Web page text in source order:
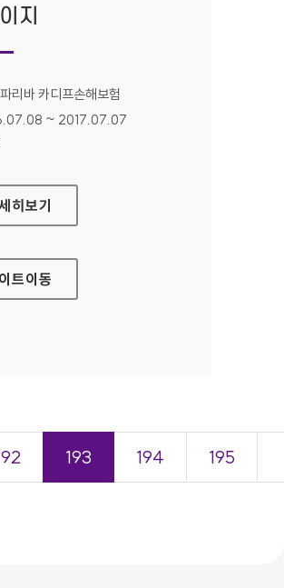
지
:
리바 카디프손해보험
간 :
~ 2017.07.07
프손해보험 대표 홈페이지
히보기
트이동
193 194 195